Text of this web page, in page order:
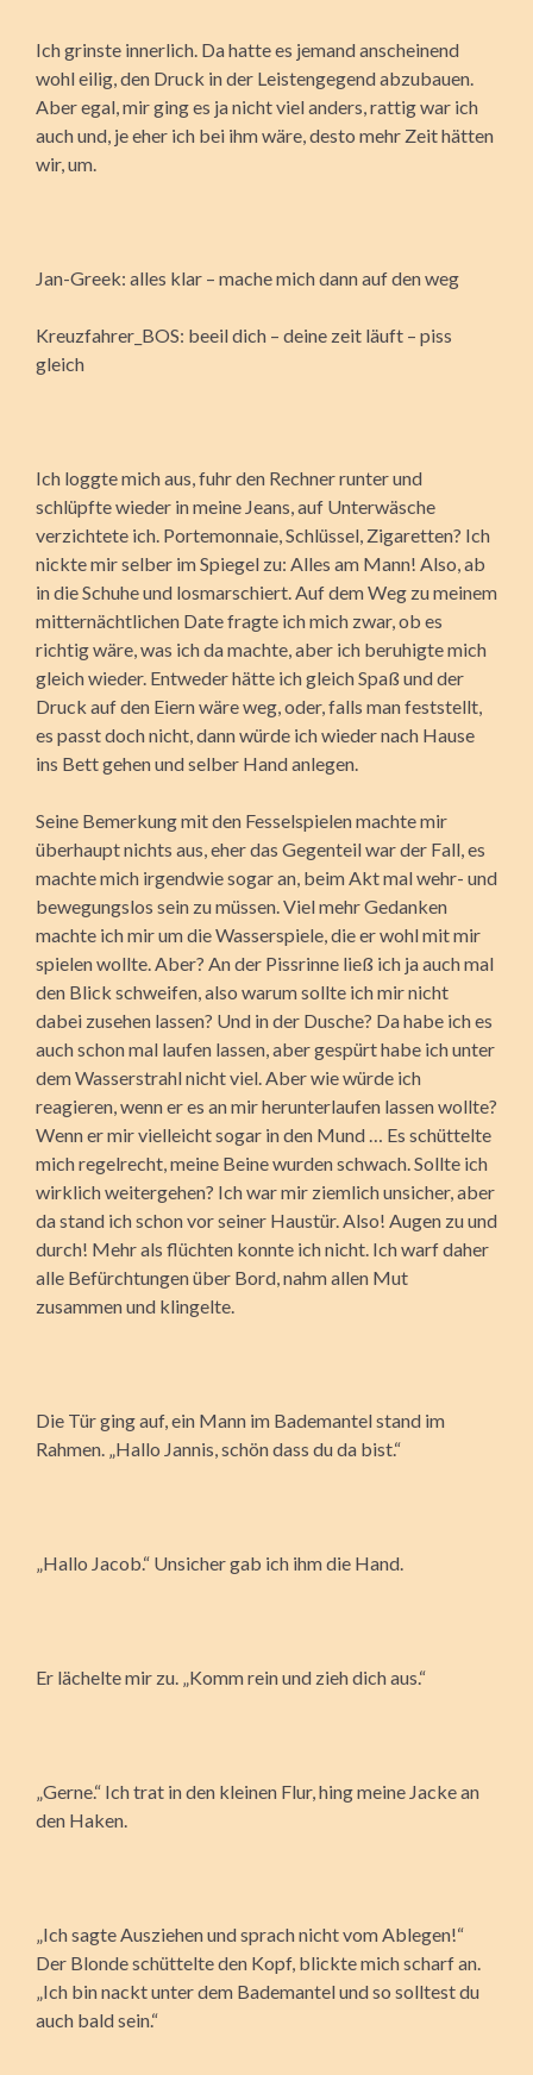
Ich grinste innerlich. Da hatte es jemand anscheinend
wohl eilig, den Druck in der Leistengegend abzubauen.
Aber egal, mir ging es ja nicht viel anders, rattig war ich
auch und, je eher ich bei ihm wäre, desto mehr Zeit hätten
wir, um.
Jan-Greek: alles klar – mache mich dann auf den weg
Kreuzfahrer_BOS: beeil dich – deine zeit läuft – piss
gleich
Ich loggte mich aus, fuhr den Rechner runter und
schlüpfte wieder in meine Jeans, auf Unterwäsche
verzichtete ich. Portemonnaie, Schlüssel, Zigaretten? Ich
nickte mir selber im Spiegel zu: Alles am Mann! Also, ab
in die Schuhe und losmarschiert. Auf dem Weg zu meinem
mitternächtlichen Date fragte ich mich zwar, ob es
richtig wäre, was ich da machte, aber ich beruhigte mich
gleich wieder. Entweder hätte ich gleich Spaß und der
Druck auf den Eiern wäre weg, oder, falls man feststellt,
es passt doch nicht, dann würde ich wieder nach Hause
ins Bett gehen und selber Hand anlegen.
Seine Bemerkung mit den Fesselspielen machte mir
überhaupt nichts aus, eher das Gegenteil war der Fall, es
machte mich irgendwie sogar an, beim Akt mal wehr- und
bewegungslos sein zu müssen. Viel mehr Gedanken
machte ich mir um die Wasserspiele, die er wohl mit mir
spielen wollte. Aber? An der Pissrinne ließ ich ja auch mal
den Blick schweifen, also warum sollte ich mir nicht
dabei zusehen lassen? Und in der Dusche? Da habe ich es
auch schon mal laufen lassen, aber gespürt habe ich unter
dem Wasserstrahl nicht viel. Aber wie würde ich
reagieren, wenn er es an mir herunterlaufen lassen wollte?
Wenn er mir vielleicht sogar in den Mund … Es schüttelte
mich regelrecht, meine Beine wurden schwach. Sollte ich
wirklich weitergehen? Ich war mir ziemlich unsicher, aber
da stand ich schon vor seiner Haustür. Also! Augen zu und
durch! Mehr als flüchten konnte ich nicht. Ich warf daher
alle Befürchtungen über Bord, nahm allen Mut
zusammen und klingelte.
Die Tür ging auf, ein Mann im Bademantel stand im
Rahmen. „Hallo Jannis, schön dass du da bist.“
„Hallo Jacob.“ Unsicher gab ich ihm die Hand.
Er lächelte mir zu. „Komm rein und zieh dich aus.“
„Gerne.“ Ich trat in den kleinen Flur, hing meine Jacke an
den Haken.
„Ich sagte Ausziehen und sprach nicht vom Ablegen!“
Der Blonde schüttelte den Kopf, blickte mich scharf an.
„Ich bin nackt unter dem Bademantel und so solltest du
auch bald sein.“